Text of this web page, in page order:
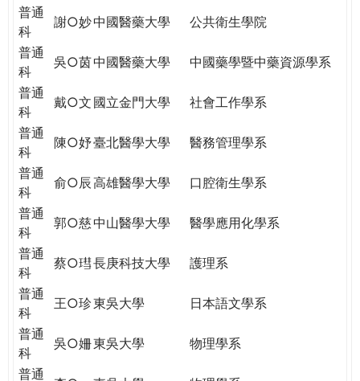
普通
科
謝○妙中國醫藥大學
公共衛生學院
普通
科
吳○茵中國醫藥大學
中國藥學暨中藥資源學系
普通
科
戴○文 國立金門大學
社會工作學系
普通
科
陳○妤臺北醫學大學
醫務管理學系
普通
科
俞○辰高雄醫學大學
口腔衛生學系
普通
科
郭○慈中山醫學大學
醫學應用化學系
普通
科
蔡○㻰長庚科技大學
護理系
普通
科
王○珍東吳大學
日本語文學系
普通
科
吳○姍東吳大學
物理學系
普通